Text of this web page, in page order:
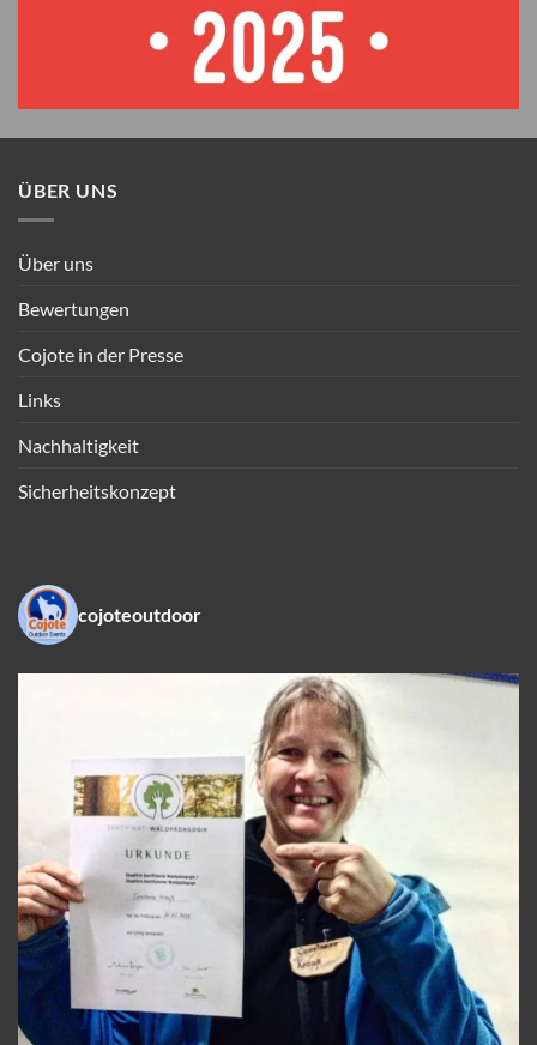
ÜBER UNS
Über uns
Bewertungen
Cojote in der Presse
Links
Nachhaltigkeit
Sicherheitskonzept
cojoteoutdoor